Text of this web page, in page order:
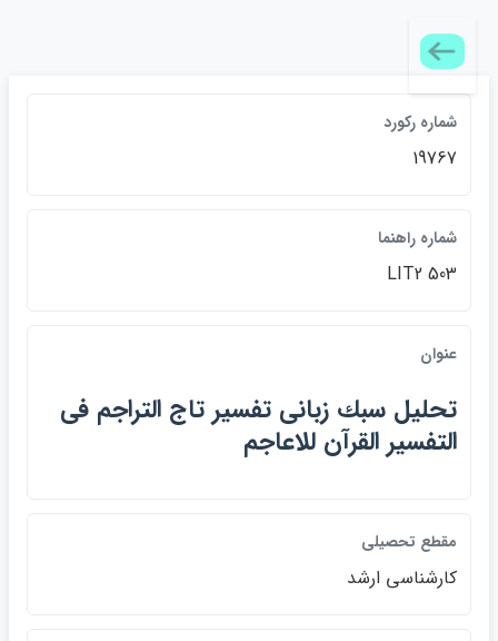
شماره ركورد
19767
شماره راهنما
LIT2 503
عنوان
تحليل سبك زباني تفسير تاج التراجم في
التفسير القرآن للاعاجم
مقطع تحصيلي
كارشناسي ارشد